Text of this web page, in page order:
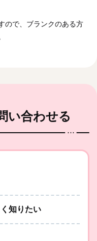
ので、ブランクのある方
い合わせる
知りたい